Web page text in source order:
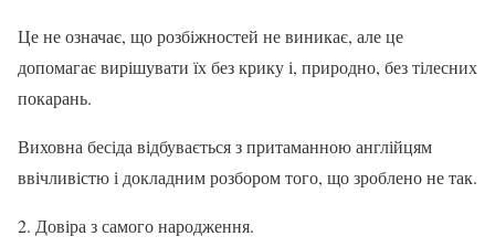
Це не означає, що розбіжностей не виникає, але це
допомагає вирішувати їх без крику і, природно, без тілесних
покарань.
Виховна бесіда відбувається з притаманною англійцям
ввічливістю і докладним розбором того, що зроблено не так.
2. Довіра з самого народження.